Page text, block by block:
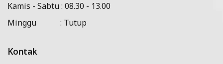
Kamis - Sabtu : 08.30 - 13.00
Minggu : Tutup
Kontak